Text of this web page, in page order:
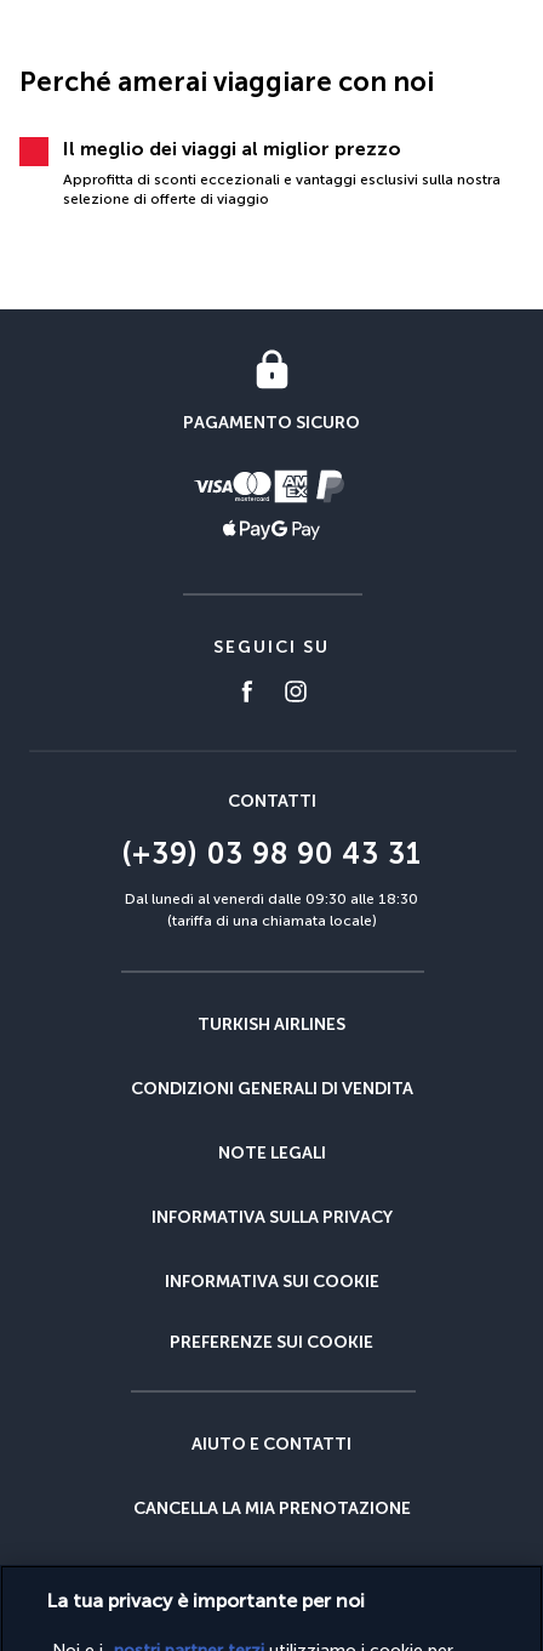
Perché amerai viaggiare con noi
Il meglio dei viaggi al miglior prezzo
Approfitta di sconti eccezionali e vantaggi esclusivi sulla nostra
selezione di offerte di viaggio
PAGAMENTO SICURO
SEGUICI SU
CONTATTI
(+39) 03 98 90 43 31
Dal lunedì al venerdì dalle 09:30 alle 18:30
(tariffa di una chiamata locale)
TURKISH AIRLINES
CONDIZIONI GENERALI DI VENDITA
NOTE LEGALI
INFORMATIVA SULLA PRIVACY
INFORMATIVA SUI COOKIE
PREFERENZE SUI COOKIE
AIUTO E CONTATTI
CANCELLA LA MIA PRENOTAZIONE
GARANZIA DEL MIGLIOR PREZZO
La tua privacy è importante per noi